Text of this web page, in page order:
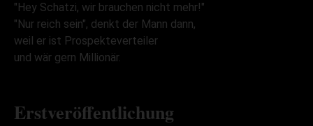
"Hey Schatzi, wir brauchen nicht mehr!"
"Nur reich sein", denkt der Mann dann,
weil er ist Prospekteverteiler
und wär gern Millionär.
Erstveröffentlichung